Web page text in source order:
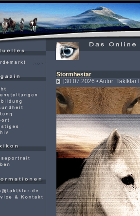
Stormhestar
[30.07.2026 • Autor: Taktklar